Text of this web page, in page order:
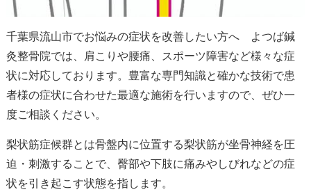
千葉県流山市でお悩みの症状を改善したい方へ よつば鍼
灸整骨院では、肩こりや腰痛、スポーツ障害など様々な症
状に対応しております。豊富な専門知識と確かな技術で患
者様の症状に合わせた最適な施術を行いますので、ぜひ一
度ご相談ください。
梨状筋症候群とは骨盤内に位置する梨状筋が坐骨神経を圧
迫・刺激することで、臀部や下肢に痛みやしびれなどの症
状を引き起こす状態を指します。